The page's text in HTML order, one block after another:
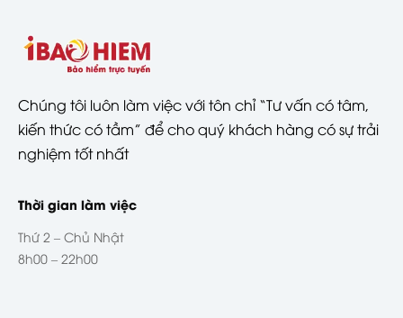
Chúng tôi luôn làm việc với tôn chỉ “Tư vấn có tâm,
kiến thức có tầm” để cho quý khách hàng có sự trải
nghiệm tốt nhất
Thời gian làm việc
Thứ 2 – Chủ Nhật
8h00 – 22h00